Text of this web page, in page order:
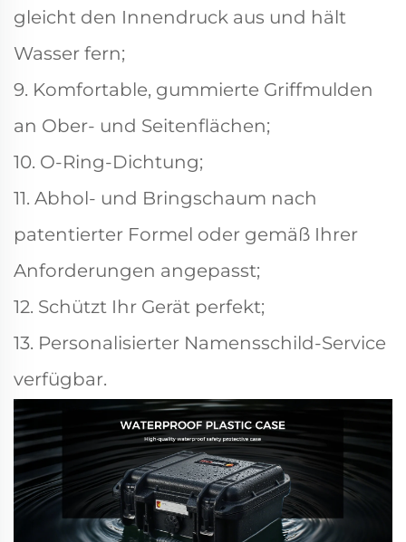
gleicht den Innendruck aus und hält
Wasser fern;
9. Komfortable, gummierte Griffmulden
an Ober- und Seitenflächen;
10. O-Ring-Dichtung;
11. Abhol- und Bringschaum nach
patentierter Formel oder gemäß Ihrer
Anforderungen angepasst;
12. Schützt Ihr Gerät perfekt;
13. Personalisierter Namensschild-Service
verfügbar.